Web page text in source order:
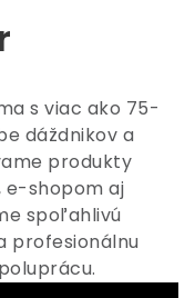
s viac ako 75-
dáždnikov a
produkty
shopom aj
spoľahlivú
profesionálnu